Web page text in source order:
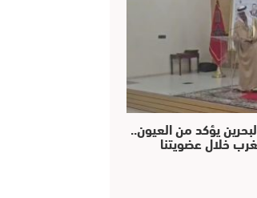
يؤكد من العيون..
خلال عضويتنا